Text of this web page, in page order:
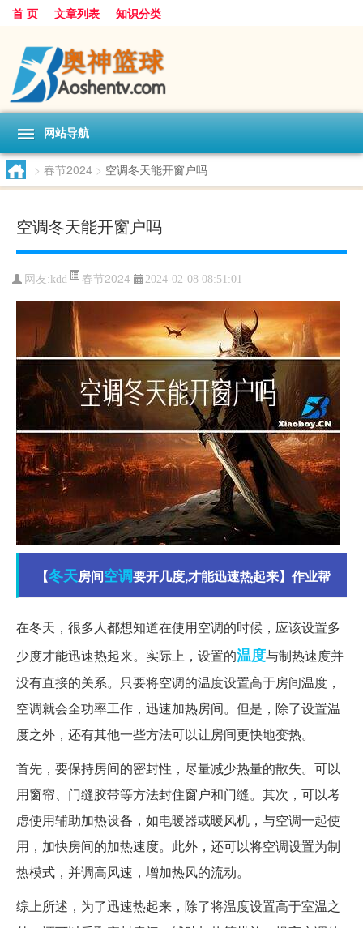
首 页 文章列表 知识分类
网站导航
> 春节2024 > 空调冬天能开窗户吗
空调冬天能开窗户吗
网友:kdd 春节2024 2024-02-08 08:51:01
【冬天房间空调要开几度,才能迅速热起来】作业帮
在冬天，很多人都想知道在使用空调的时候，应该设置多
少度才能迅速热起来。实际上，设置的温度与制热速度并
没有直接的关系。只要将空调的温度设置高于房间温度，
空调就会全功率工作，迅速加热房间。但是，除了设置温
度之外，还有其他一些方法可以让房间更快地变热。
首先，要保持房间的密封性，尽量减少热量的散失。可以
用窗帘、门缝胶带等方法封住窗户和门缝。其次，可以考
虑使用辅助加热设备，如电暖器或暖风机，与空调一起使
用，加快房间的加热速度。此外，还可以将空调设置为制
热模式，并调高风速，增加热风的流动。
综上所述，为了迅速热起来，除了将温度设置高于室温之